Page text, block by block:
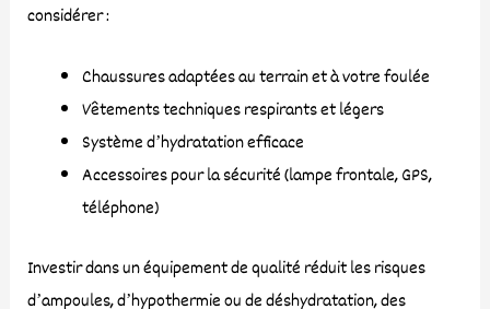
considérer :
Chaussures adaptées au terrain et à votre foulée
Vêtements techniques respirants et légers
Système d’hydratation efficace
Accessoires pour la sécurité (lampe frontale, GPS,
téléphone)
Investir dans un équipement de qualité réduit les risques
d’ampoules, d’hypothermie ou de déshydratation, des